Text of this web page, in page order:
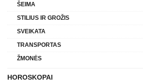
ŠEIMA
STILIUS IR GROŽIS
SVEIKATA
TRANSPORTAS
ŽMONĖS
HOROSKOPAI